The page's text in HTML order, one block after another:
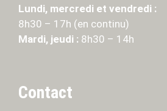
Lundi, mercredi et vendredi :
8h30 – 17h (en continu)
Mardi, jeudi : 8h30 – 14h
Contact